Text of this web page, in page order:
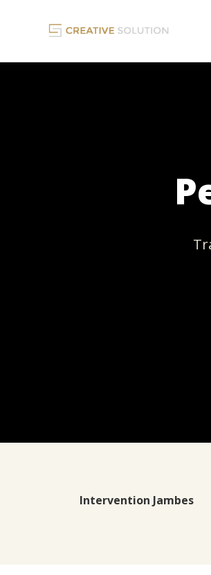
Intervention Jambes